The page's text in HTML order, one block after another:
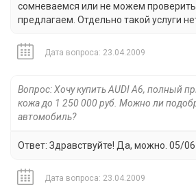
сомневаемся или не можем
предлагаем. Отдельно такой услуги
Дата вопроса: 23.04.2009
Вопрос: Хочу купить AUDI A6, полный
кожа до 1 250 000 руб. Можно ли
автомобиль?
Ответ: Здравствуйте! Да, можно. 05/06
Дата вопроса: 23.04.2009